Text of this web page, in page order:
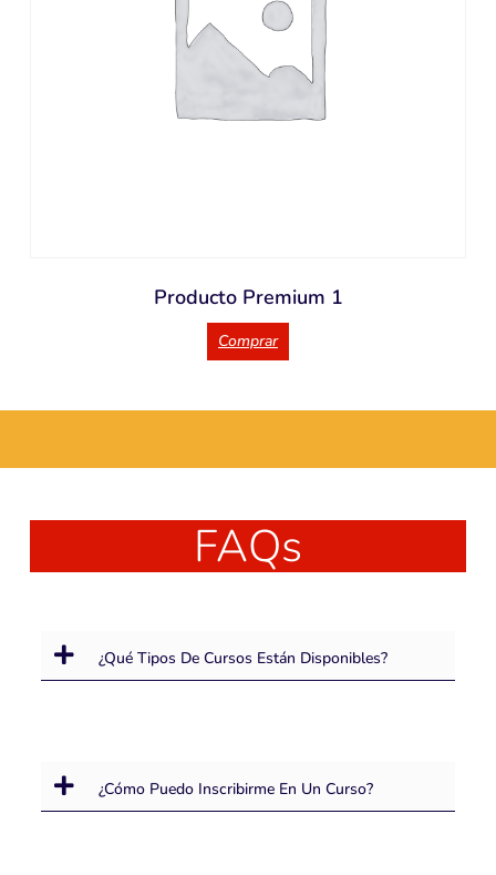
Producto Premium 1
Comprar
FAQs
¿Qué Tipos De Cursos Están Disponibles?
¿Cómo Puedo Inscribirme En Un Curso?